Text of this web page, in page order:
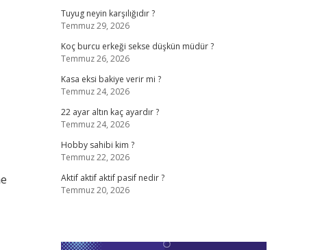
Tuyug neyin karşılığıdır ?
Temmuz 29, 2026
Koç burcu erkeği sekse düşkün müdür ?
Temmuz 26, 2026
Kasa eksi bakiye verir mi ?
Temmuz 24, 2026
22 ayar altın kaç ayardır ?
Temmuz 24, 2026
Hobby sahibi kim ?
Temmuz 22, 2026
Aktif aktif aktif pasif nedir ?
Temmuz 20, 2026